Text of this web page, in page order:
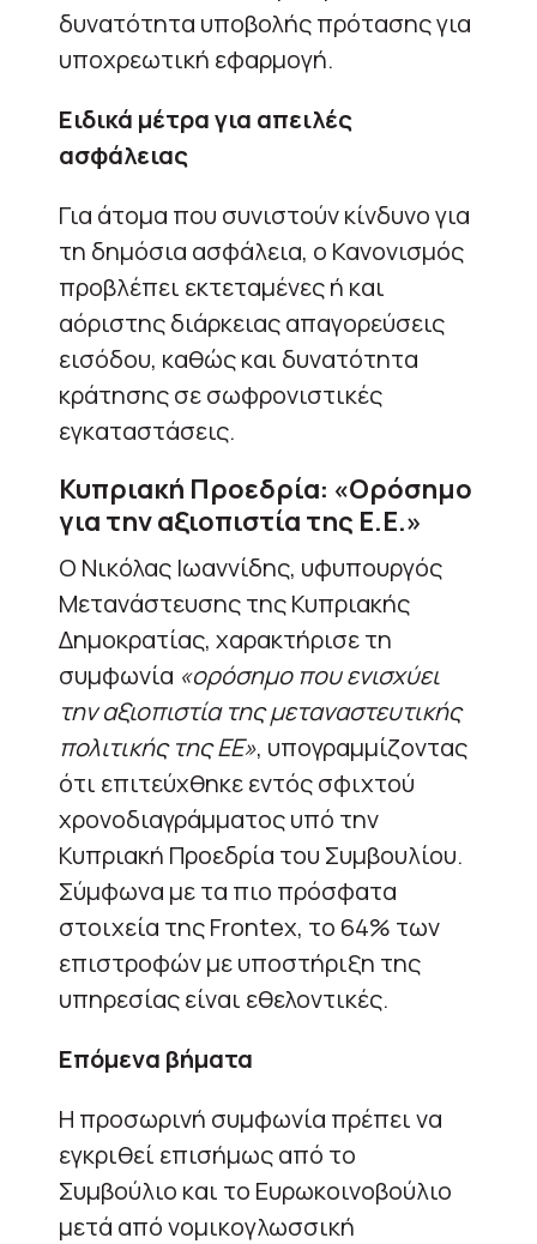
δυνατότητα υποβολής πρότασης για
υποχρεωτική εφαρμογή.
Ειδικά μέτρα για απειλές
ασφάλειας
Για άτομα που συνιστούν κίνδυνο για
τη δημόσια ασφάλεια, ο Κανονισμός
προβλέπει εκτεταμένες ή και
αόριστης διάρκειας απαγορεύσεις
εισόδου, καθώς και δυνατότητα
κράτησης σε σωφρονιστικές
εγκαταστάσεις.
Κυπριακή Προεδρία: «Ορόσημο
για την αξιοπιστία της Ε.Ε.»
Ο Νικόλας Ιωαννίδης, υφυπουργός
Μετανάστευσης της Κυπριακής
Δημοκρατίας, χαρακτήρισε τη
συμφωνία «ορόσημο που ενισχύει
την αξιοπιστία της μεταναστευτικής
πολιτικής της ΕΕ», υπογραμμίζοντας
ότι επιτεύχθηκε εντός σφιχτού
χρονοδιαγράμματος υπό την
Κυπριακή Προεδρία του Συμβουλίου.
Σύμφωνα με τα πιο πρόσφατα
στοιχεία της Frontex, το 64% των
επιστροφών με υποστήριξη της
υπηρεσίας είναι εθελοντικές.
Επόμενα βήματα
Η προσωρινή συμφωνία πρέπει να
εγκριθεί επισήμως από το
Συμβούλιο και το Ευρωκοινοβούλιο
μετά από νομικογλωσσική